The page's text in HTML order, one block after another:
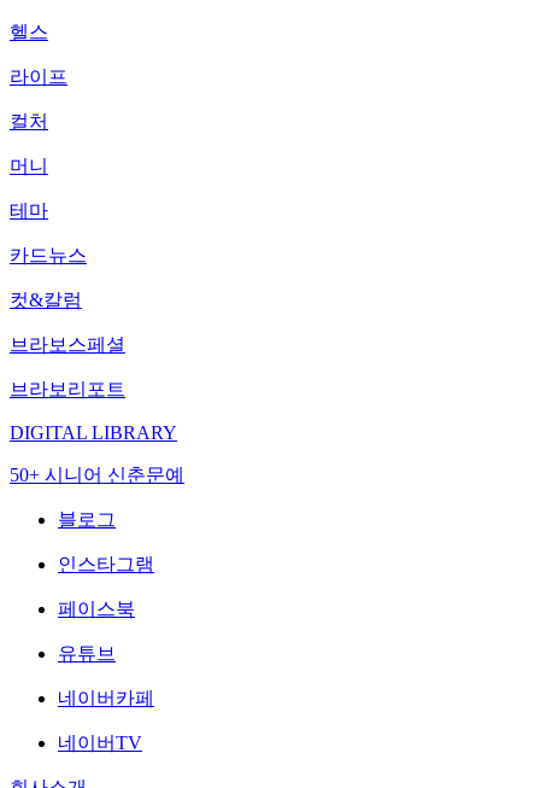
헬스
라이프
컬처
머니
테마
카드뉴스
컷&칼럼
브라보스페셜
브라보리포트
DIGITAL LIBRARY
50+ 시니어 신춘문예
블로그
인스타그램
페이스북
유튜브
네이버카페
네이버TV